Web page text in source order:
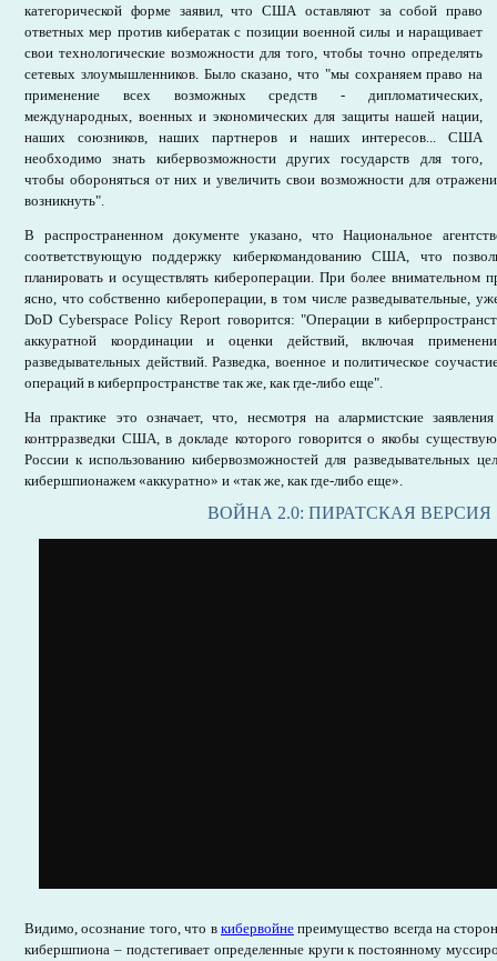
категорической форме заявил, что США оставляют за собой право
ответных мер против кибератак с позиции военной силы и наращивает
свои технологические возможности для того, чтобы точно определять
сетевых злоумышленников. Было сказано, что "мы сохраняем право на
применение всех возможных средств - дипломатических,
международных, военных и экономических для защиты нашей нации,
наших союзников, наших партнеров и наших интересов... США
необходимо знать кибервозможности других государств для того,
чтобы обороняться от них и увеличить свои возможности для
возникнуть".
В распространенном документе указано, что Национальное
соответствующую поддержку киберкомандованию США, что
планировать и осуществлять кибероперации. При более внимательном
ясно, что собственно кибероперации, в том числе разведывательные,
DoD Cyberspace Policy Report говорится: "Операции в
аккуратной координации и оценки действий, включая
разведывательных действий. Разведка, военное и политическое
операций в киберпространстве так же, как где-либо еще".
На практике это означает, что, несмотря на алармистские
контрразведки США, в докладе которого говорится о якобы
России к использованию кибервозможностей для разведывательных
кибершпионажем «аккуратно» и «так же, как где-либо еще».
ВОЙНА 2.0: ПИРАТСКАЯ ВЕРСИЯ
Видимо, осознание того, что в кибервойнепреимущество всегда на
кибершпиона – подстегивает определенные круги к постоянному